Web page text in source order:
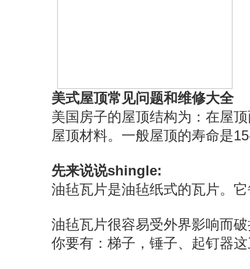
美式屋顶常见问题和维修大全
美国房子的屋顶结构为：在屋
屋顶材料。一般屋顶的寿命是
先来说说shingle:
油毡瓦片是油毡纸式的瓦片。
油毡瓦片很容易受外界影响而
你要有：梯子，锤子、起钉器